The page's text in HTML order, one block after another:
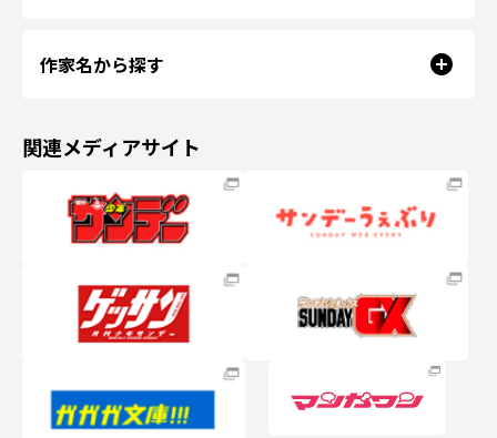
作家名から探す
関連メディアサイト